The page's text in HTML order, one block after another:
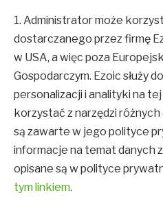
1. Administrator może
dostarczanego przez firmę
w USA, a więc poza
Gospodarczym. Ezoic służy
personalizacji i analityki na
korzystać z narzędzi
są zawarte w jego polityce
informacje na temat danych
opisane są w polityce
tym linkiem.